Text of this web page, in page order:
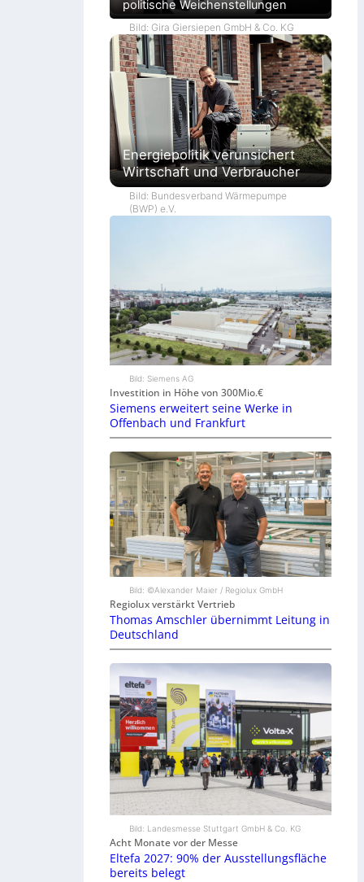
politische Weichenstellungen
Bild: Gira Giersiepen GmbH & Co. KG
Energiepolitik verunsichert
Wirtschaft und Verbraucher
Bild: Bundesverband Wärmepumpe
(BWP) e.V.
Bild: Siemens AG
Investition in Höhe von 300Mio.€
Siemens erweitert seine Werke in
Offenbach und Frankfurt
Bild: ©Alexander Maier / Regiolux GmbH
Regiolux verstärkt Vertrieb
Thomas Amschler übernimmt Leitung in
Deutschland
Bild: Landesmesse Stuttgart GmbH & Co. KG
Acht Monate vor der Messe
Eltefa 2027: 90% der Ausstellungsfläche
bereits belegt